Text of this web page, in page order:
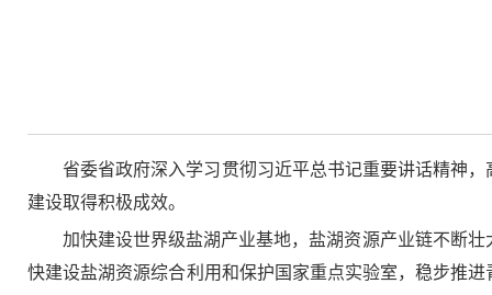
省委省政府深入学习贯彻习近平总书记重要讲话精神
建设取得积极成效。
加快建设世界级盐湖产业基地，盐湖资源产业链不断
快建设盐湖资源综合利用和保护国家重点实验室，稳步推